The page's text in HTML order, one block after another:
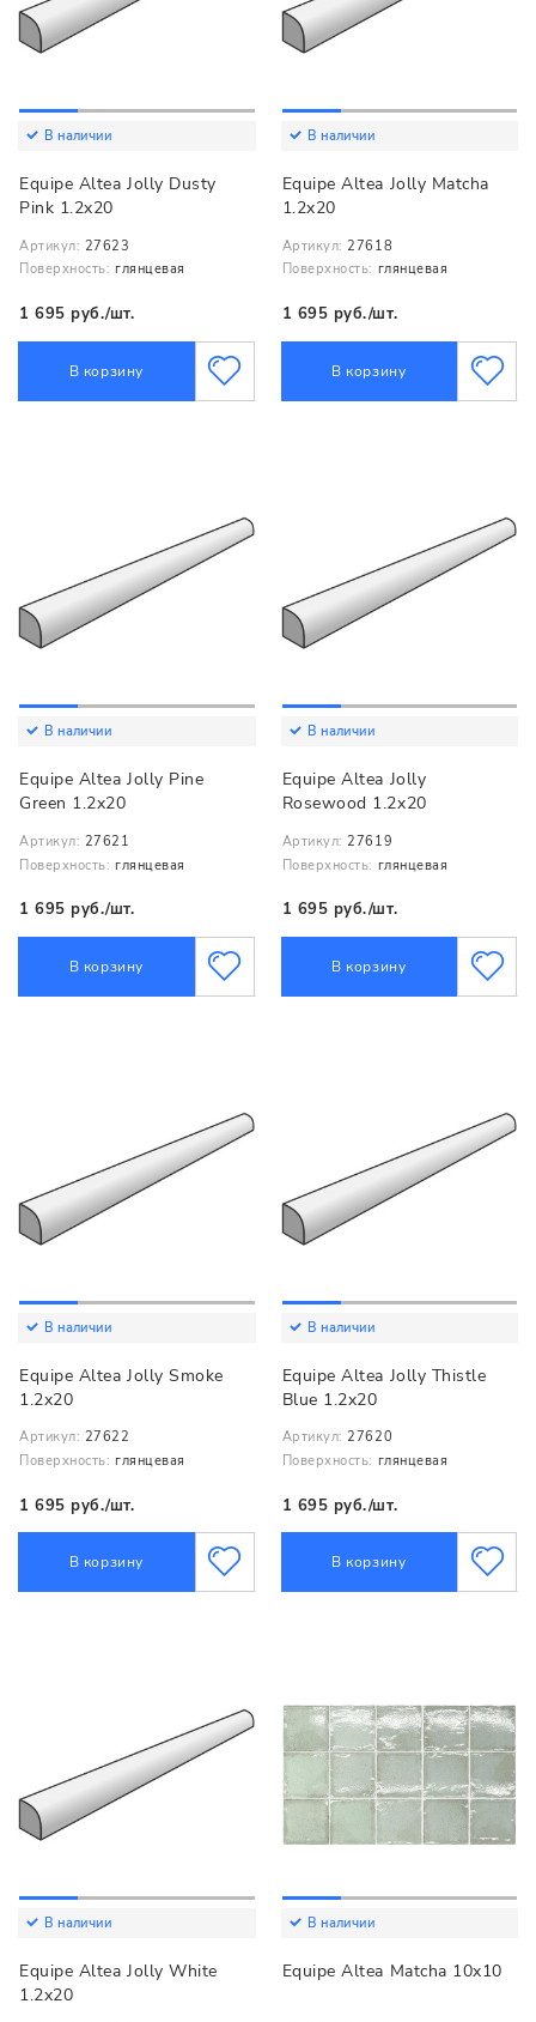
В наличии
Equipe Altea Jolly Dusty
Pink 1.2x20
Артикул: 27623
Поверхность: глянцевая
1 695 руб./шт.
В корзину
В наличии
Equipe Altea Jolly Matcha
1.2x20
Артикул: 27618
Поверхность: глянцевая
1 695 руб./шт.
В корзину
В наличии
Equipe Altea Jolly Pine
Green 1.2x20
Артикул: 27621
Поверхность: глянцевая
1 695 руб./шт.
В корзину
В наличии
Equipe Altea Jolly
Rosewood 1.2x20
Артикул: 27619
Поверхность: глянцевая
1 695 руб./шт.
В корзину
В наличии
Equipe Altea Jolly Smoke
1.2x20
Артикул: 27622
Поверхность: глянцевая
1 695 руб./шт.
В корзину
В наличии
Equipe Altea Jolly Thistle
Blue 1.2x20
Артикул: 27620
Поверхность: глянцевая
1 695 руб./шт.
В корзину
В наличии
Equipe Altea Jolly White
1.2x20
В наличии
Equipe Altea Matcha 10x10